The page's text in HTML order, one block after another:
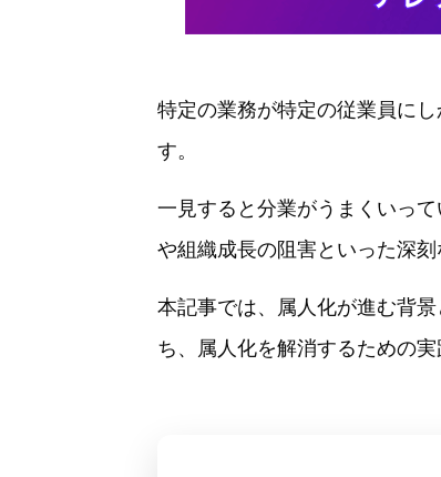
特定の業務が特定の従業員にし
す。
一見すると分業がうまくいっ
や組織成長の阻害といった深刻
本記事では、属人化が進む背
ち、属人化を解消するための